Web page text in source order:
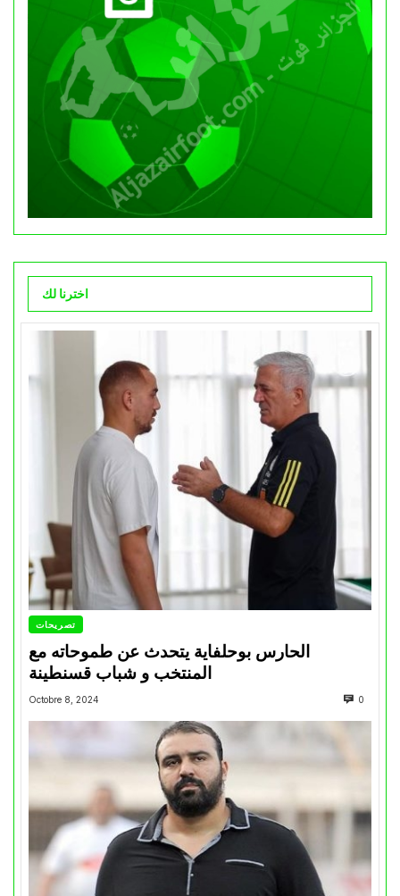
اخترنا لك
تصريحات
الحارس بوحلفاية يتحدث عن طموحاته مع
المنتخب و شباب قسنطينة
Octobre 8, 2024 0